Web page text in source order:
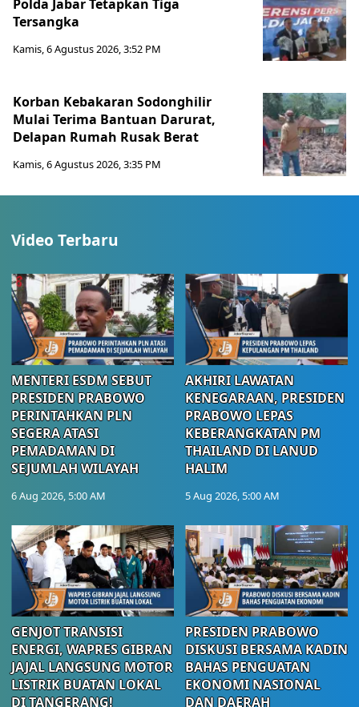
Polda Jabar Tetapkan Tiga
Tersangka
Kamis, 6 Agustus 2026, 3:52 PM
Korban Kebakaran Sodonghilir
Mulai Terima Bantuan Darurat,
Delapan Rumah Rusak Berat
Kamis, 6 Agustus 2026, 3:35 PM
Video Terbaru
MENTERI ESDM SEBUT
PRESIDEN PRABOWO
PERINTAHKAN PLN
SEGERA ATASI
PEMADAMAN DI
SEJUMLAH WILAYAH
6 Aug 2026, 5:00 AM
AKHIRI LAWATAN
KENEGARAAN, PRESIDEN
PRABOWO LEPAS
KEBERANGKATAN PM
THAILAND DI LANUD
HALIM
5 Aug 2026, 5:00 AM
GENJOT TRANSISI
ENERGI, WAPRES GIBRAN
JAJAL LANGSUNG MOTOR
LISTRIK BUATAN LOKAL
DI TANGERANG!
PRESIDEN PRABOWO
DISKUSI BERSAMA KADIN
BAHAS PENGUATAN
EKONOMI NASIONAL
DAN DAERAH